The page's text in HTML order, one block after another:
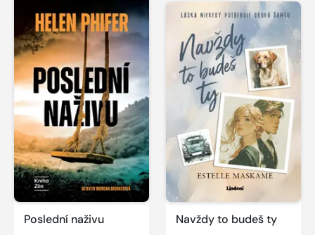
Poslední naživu Navždy to budeš ty